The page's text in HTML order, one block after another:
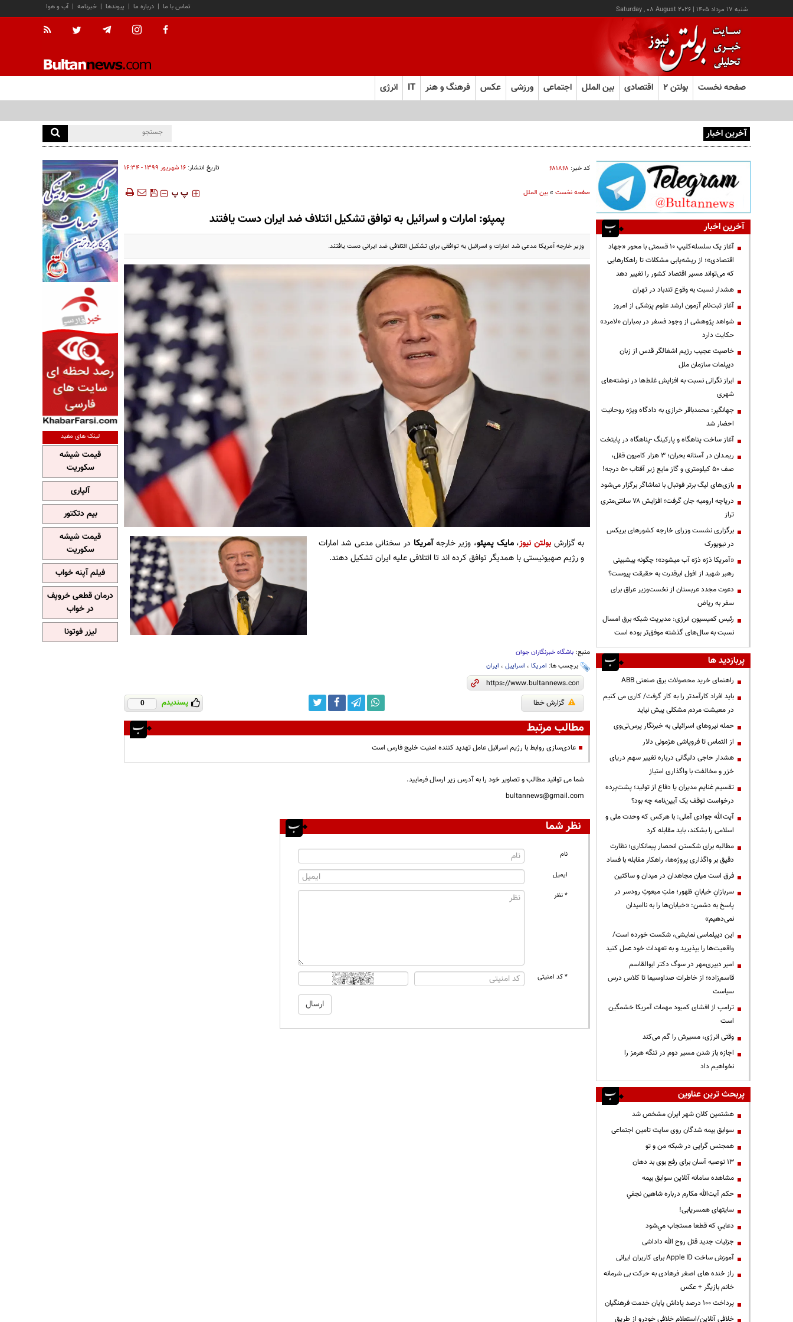
شنبه ۱۷ مرداد ۱۴۰۵ |
Saturday , 08 August 2026 آب و هوا | خبرنامه | پیوندها | درباره ما | تماس با ما
صفحه نخست بولتن ۲ اقتصادی بین الملل اجتماعی ورزشی عکس فرهنگ و هنر IT انرژی
آخرین اخبار
کد خبر: ۶۸۱۸۶۸ تاریخ انتشار: ۱۶ شهريور ۱۳۹۹ - ۱۶:۳۴
صفحه نخست»بین الملل ‍‍‍ پ پ
پمپئو: امارات و اسرائیل به توافق تشکیل ائتلاف ضد ایران دست یافتند
وزیر خارجه آمریکا مدعی شد امارات و اسرائیل به توافقی برای تشکیل ائتلافی ضد ایرانی دست یافتند.
به گزارش بولتن نیوز،مایک پمپئو، وزیر خارجهآمریکا در سخنانی مدعی شد امارات
و رژیم صهیونیستی با همدیگر توافق کرده اند تا ائتلافی علیه ایران تشکیل دهند.
منبع: باشگاه خبرنگاران جوان
برچسب ها: امریکا، اسراییل، ایران
گزارش خطا پسندیدم 0
مطالب مرتبط
عادی‌سازی روابط با رژیم اسرائیل عامل تهدید کننده امنیت خلیج فارس است
شما می توانید مطالب و تصاویر خود را به آدرس زیر ارسال فرمایید.
bultannews@gmail.com
نظر شما
نام
ایمیل
* نظر
* کد امنیتی
آخرین اخبار
آغاز یک سلسله‌کلیپ ۱۰ قسمتی با محور «جهاد
اقتصادی»؛ از ریشه‌یابی مشکلات تا راهکارهایی
که می‌تواند مسیر اقتصاد کشور را تغییر دهد
هشدار نسبت به وقوع تندباد در تهران
آغاز ثبت‌نام آزمون ارشد علوم پزشکی از امروز
شواهد پژوهشی از وجود فسفر در بمباران «لامرد»
حکایت دارد
خاصیت عجیب رژیم اشغالگر قدس از زبان
دیپلمات سازمان ملل
ابراز نگرانی نسبت به افزایش غلط‌ها در نوشته‌های
شهری
جهانگیر: محمدباقر خرازی به دادگاه ویژه روحانیت
احضار شد
آغاز ساخت پناهگاه و پارکینگ -پناهگاه در پایتخت
ریمـدان در آستانه بحران؛ ۳ هزار کامیون قفل،
صف ۵۰ کیلومتری و گاز مایع زیر آفتاب ۵۰ درجه!
بازی‌های لیگ برتر فوتبال با تماشاگر برگزار می‌شود
دریاچه ارومیه جان گرفت؛ افزایش ۷۸ سانتی‌متری
تراز
برگزاری نشست وزرای خارجه کشورهای بریکس
در نیویورک
«آمریکا ذرّه ذرّه آب میشود»؛ چگونه پیشبینی
رهبر شهید از افول ابرقدرت به حقیقت پیوست؟
دعوت مجدد عربستان از نخست‌وزیر عراق برای
سفر به ریاض
رئیس کمیسیون انرژی: مدیریت شبکه برق امسال
نسبت به سال‌های گذشته موفق‌تر بوده است
پربازدید ها
راهنمای خرید محصولات برق صنعتی ABB
باید افراد کارآمدتر را به کار گرفت/ کاری می کنیم
در معیشت مردم مشکلی پیش نیاید
حمله نیروهای اسرائیلی به خبرنگار پرس‌تی‌وی
از التماس تا فروپاشی هژمونی دلار
هشدار حاجی دلیگانی درباره تغییر سهم دریای
خزر و مخالفت با واگذاری امتیاز
تقسیم غنایم مدیران یا دفاع از تولید؛ پشت‌پرده
درخواست توقف یک آیین‌نامه چه بود؟
آیت‌الله جوادی آملی: با هرکس که وحدت ملی و
اسلامی را بشکند، باید مقابله کرد
مطالبه برای شکستن انحصار پیمانکاری؛ نظارت
دقیق بر واگذاری پروژه‌ها، راهکار مقابله با فساد
فرق است میان مجاهدان در میدان و ساکتین
سربازانِ خیابانِ ظهور؛ ملتِ مبعوثِ رودسر در
پاسخ به دشمن: «خیابان‌ها را به ناامیدان
نمی‌دهیم»
این دیپلماسی نمایشی، شکست خورده است/
واقعیت‌ها را بپذیرید و به تعهدات خود عمل کنید
امیر دبیری‌مهر در سوگ دکتر ابوالقاسم
قاسم‌زاده؛ از خاطرات صداوسیما تا کلاس درس
سیاست
ترامپ از افشای کمبود مهمات آمریکا خشمگین
است
وقتی انرژی، مسیرش را گم می‌کند
اجازه باز شدن مسیر دوم در تنگه هرمز را
نخواهیم داد
پربحث ترین عناوین
هشتمین کلان شهر ایران مشخص شد
سوابق بیمه شدگان روی سایت تامین اجتماعی
همجنس گرایی در شبکه من و تو
13 توصیه آسان برای رفع بوی بد دهان
مشاهده سامانه آنلاين سوابق بیمه
حكم آيت‌الله مكارم درباره شاهين نجفي
سایتهای همسریابی!
دعايي كه قطعا مستجاب مي‌شود
جزئیات جدید قتل روح الله داداشی
آموزش ساخت Apple ID برای کاربران ایرانی
راز خنده های اصغر فرهادی به حرکت بی شرمانه
خانم بازیگر + عکس
پرداخت ۱۰۰ درصد پاداش پایان خدمت فرهنگیان
خلافی آنلاین/استعلام خلافی خودرو از طریق
لینک های مفید
قیمت شیشه
سکوریت
آلپاری
بیم دتکتور
قیمت شیشه
سکوریت
فیلم آپنه خواب
درمان قطعی خروپف
در خواب
لیزر فوتونا